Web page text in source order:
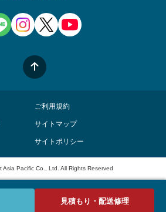
ご利用規約
サイトマップ
サイトポリシー
Asia Pacific Co., Ltd. All Rights Reserved
見積もり・配送修理